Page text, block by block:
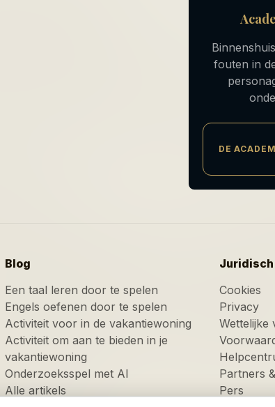
fouten in
DE
Blog
Een taal leren door te spelen
Engels oefenen door te spelen
Activiteit voor in de vakantiewoning
Activiteit om aan te bieden in je
vakantiewoning
Onderzoeksspel met AI
Alle artikels
Cookies
Privacy
Wettelijke
Partners
Pers